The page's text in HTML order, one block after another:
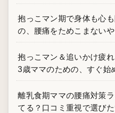
抱っこマン期で身体も心
の、腰痛をためこまない
抱っこマン＆追いかけ疲
3歳ママのための、すぐ始
離乳食期ママの腰痛対策
てる？口コミ重視で選び